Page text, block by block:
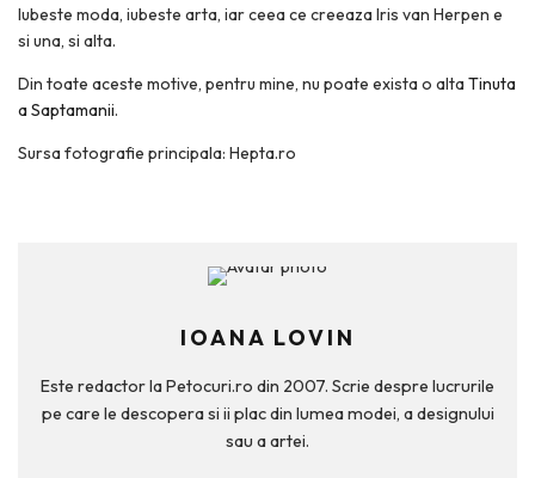
Iubeste moda, iubeste arta, iar ceea ce creeaza Iris van Herpen e
si una, si alta.
Din toate aceste motive, pentru mine, nu poate exista o alta Tinuta
a Saptamanii.
Sursa fotografie principala: Hepta.ro
IOANA LOVIN
Este redactor la Petocuri.ro din 2007. Scrie despre lucrurile
pe care le descopera si ii plac din lumea modei, a designului
sau a artei.